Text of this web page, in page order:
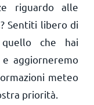
riguardo alle
Sentiti libero di
che hai
aggiorneremo
meteo
priorità.